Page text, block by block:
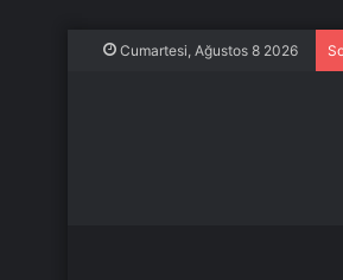
Cumartesi, Ağustos 8 2026